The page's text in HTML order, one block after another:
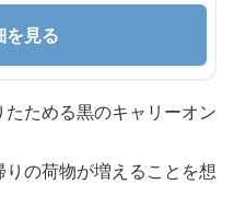
を見る
ためる黒のキャリーオン
の荷物が増えることを想